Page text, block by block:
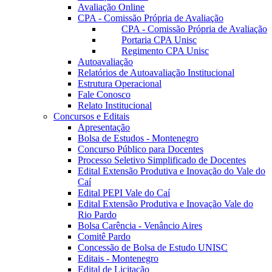
Avaliação Online
CPA - Comissão Própria de Avaliação
CPA - Comissão Própria de Avaliação
Portaria CPA Unisc
Regimento CPA Unisc
Autoavaliação
Relatórios de Autoavaliação Institucional
Estrutura Operacional
Fale Conosco
Relato Institucional
Concursos e Editais
Apresentação
Bolsa de Estudos - Montenegro
Concurso Público para Docentes
Processo Seletivo Simplificado de Docentes
Edital Extensão Produtiva e Inovação do Vale do
Caí
Edital PEPI Vale do Caí
Edital Extensão Produtiva e Inovação Vale do
Rio Pardo
Bolsa Carência - Venâncio Aires
Comitê Pardo
Concessão de Bolsa de Estudo UNISC
Editais - Montenegro
Edital de Licitação